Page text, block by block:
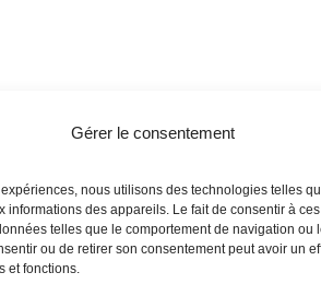
Gérer le consentement
nous utilisons des technologies telles
informations des appareils. Le fait de consentir à
telles que le comportement de navigation ou
ou de retirer son consentement peut avoir un
et fonctions.